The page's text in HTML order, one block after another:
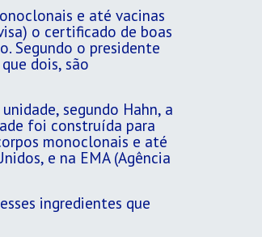
e até vacinas
o certificado de boas
Segundo o presidente
dois, são
segundo Hahn, a
foi construída para
monoclonais e até
e na EMA (Agência
ingredientes que